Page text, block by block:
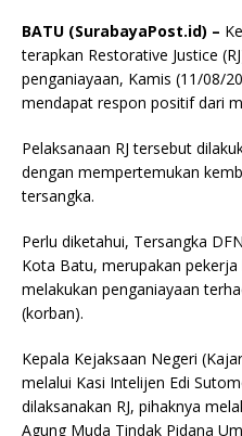
BATU (SurabayaPost.id) –
terapkan Restorative Justice
penganiayaan, Kamis (11/08/
mendapat respon positif dari
Pelaksanaan RJ tersebut
dengan mempertemukan
tersangka.
Perlu diketahui, Tersangka
Kota Batu, merupakan
melakukan penganiayaan
(korban).
Kepala Kejaksaan Negeri
melalui Kasi Intelijen Edi
dilaksanakan RJ, pihaknya
Agung Muda Tindak Pidana